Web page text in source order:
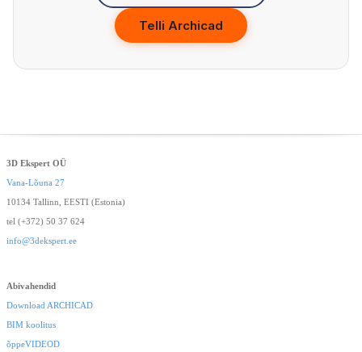
Telli Archicad
3D Ekspert OÜ
Vana-Lõuna 27
10134 Tallinn, EESTI (Estonia)
tel (+372) 50 37 624
info@3dekspert.ee
Abivahendid
Download ARCHICAD
BIM koolitus
õppeVIDEOD